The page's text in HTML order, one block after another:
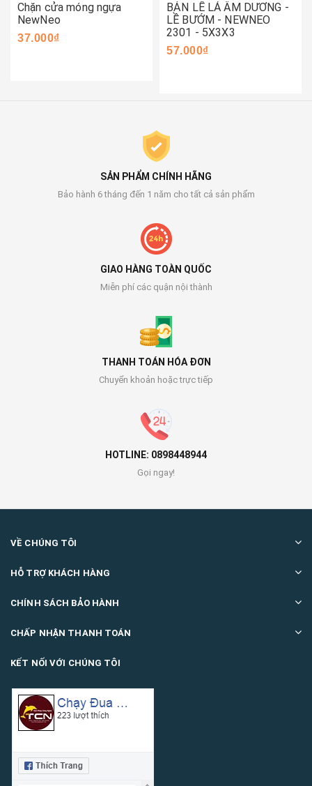
Chặn cửa móng ngựa
NewNeo
37.000₫
BẢN LỀ LÁ ÂM DƯƠNG -
LỀ BƯỚM - NEWNEO
2301 - 5X3X3
57.000₫
SẢN PHẨM CHÍNH HÃNG
Bảo hành 6 tháng đến 1 năm cho tất cả sản phẩm
GIAO HÀNG TOÀN QUỐC
Miễn phí các quận nội thành
THANH TOÁN HÓA ĐƠN
Chuyển khoản hoặc trực tiếp
HOTLINE: 0898448944
Gọi ngay!
VỀ CHÚNG TÔI
HỖ TRỢ KHÁCH HÀNG
CHÍNH SÁCH BẢO HÀNH
CHẤP NHẬN THANH TOÁN
KẾT NỐI VỚI CHÚNG TÔI